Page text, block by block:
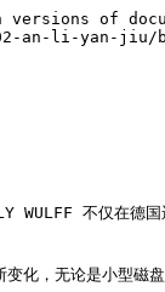
of
an-li-yan-jiu/
WULFF 不仅在德
，无论是小型磁